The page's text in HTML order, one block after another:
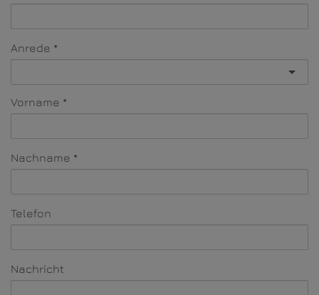
Anrede
Vorname
Nachname
Telefon
Nachricht